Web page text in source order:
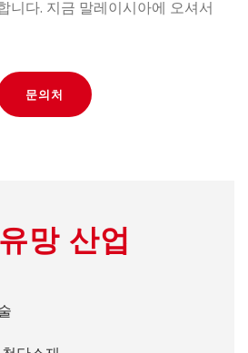
니다. 지금 말레이시아에 오셔서
문의처
망 산업